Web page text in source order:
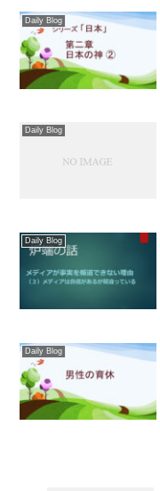
Daily Blog
Daily Blog
Daily Blog
Daily Blog